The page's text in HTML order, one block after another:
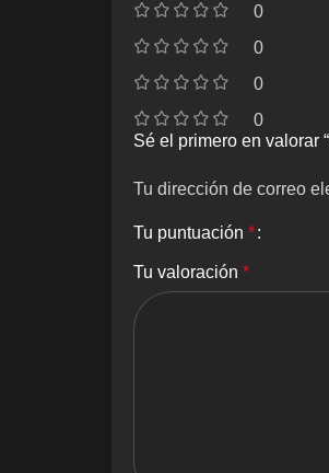
0
0
0
0
Sé el primero en valorar
Tu dirección de correo
Tu puntuación *
Tu valoración *